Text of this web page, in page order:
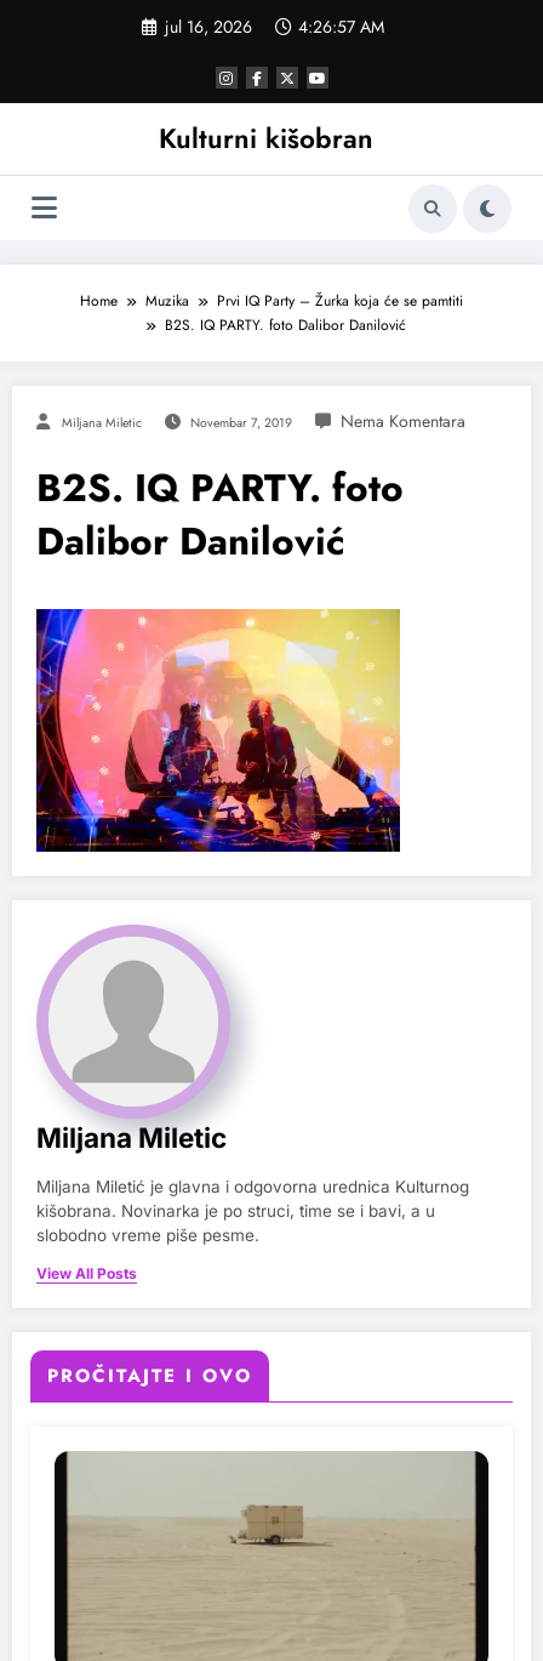
jul 16, 2026 4:26:58 AM
Kulturni kišobran
Home Muzika
Prvi IQ Party – Žurka koja će se pamtiti
B2S. IQ PARTY. foto Dalibor Danilović
Miljana Miletic Novembar 7, 2019
B2S. IQ PARTY. foto
Dalibor Danilović
Miljana Miletic
Miljana Miletić je glavna i odgovorna urednica Kulturnog
kišobrana. Novinarka je po struci, time se i bavi, a u
slobodno vreme piše pesme.
View All Posts
PROČITAJTE I OVO